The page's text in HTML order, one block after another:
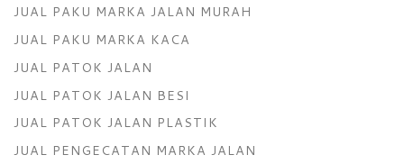
JUAL PAKU MARKA JALAN MURAH
JUAL PAKU MARKA KACA
JUAL PATOK JALAN
JUAL PATOK JALAN BESI
JUAL PATOK JALAN PLASTIK
JUAL PENGECATAN MARKA JALAN